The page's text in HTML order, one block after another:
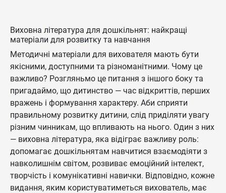
Виховна література для дошкільнят: найкращі
матеріали для розвитку та навчання
Методичні матеріали для вихователя мають бути
якісними, доступними та різноманітними. Чому це
важливо? Розгляньмо це питання з іншого боку та
пригадаймо, що дитинство — час відкриттів, перших
вражень і формування характеру. Аби сприяти
правильному розвитку дитини, слід приділяти увагу
різним чинникам, що впливають на нього. Один з них
— виховна література, яка відіграє важливу роль:
допомагає дошкільнятам навчитися взаємодіяти з
навколишнім світом, розвиває емоційний інтелект,
творчість і комунікативні навички. Відповідно, кожне
видання, яким користуватиметься вихователь, має